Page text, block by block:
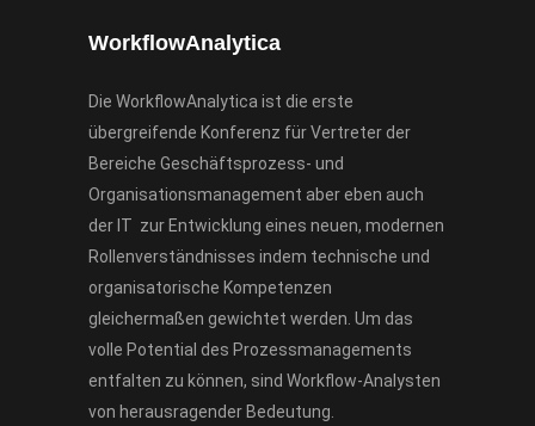
WorkflowAnalytica
Die WorkflowAnalytica ist die erste
übergreifende Konferenz für Vertreter der
Bereiche Geschäftsprozess- und
Organisationsmanagement aber eben auch
der IT zur Entwicklung eines neuen, modernen
Rollenverständnisses indem technische und
organisatorische Kompetenzen
gleichermaßen gewichtet werden. Um das
volle Potential des Prozessmanagements
entfalten zu können, sind Workflow-Analysten
von herausragender Bedeutung.